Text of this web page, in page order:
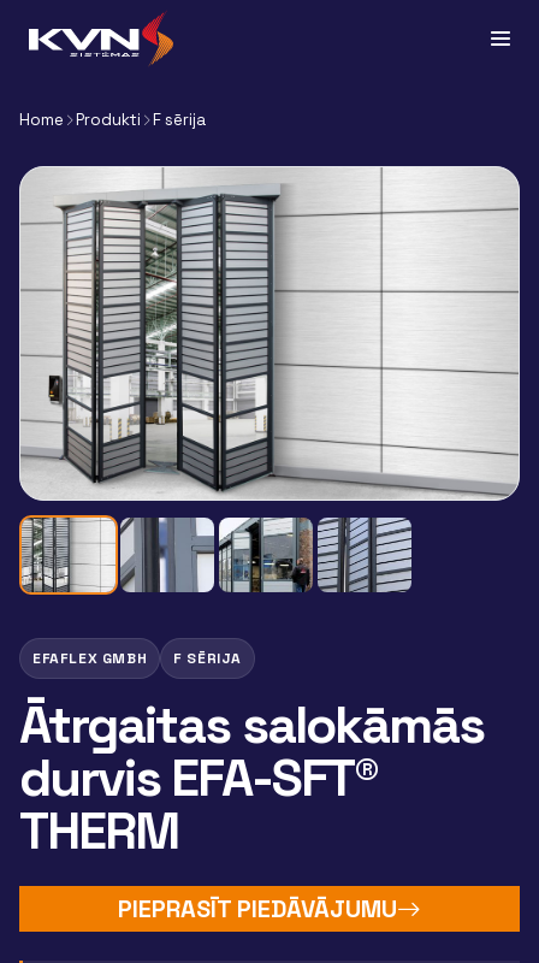
Home Produkti F sērija
EFAFLEX GMBH F SĒRIJA
Ātrgaitas salokāmās
durvis EFA-SFT®
THERM
PIEPRASĪT PIEDĀVĀJUMU